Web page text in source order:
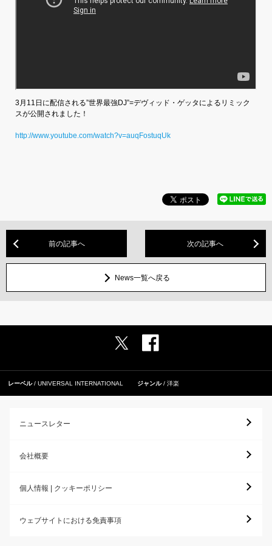
3月11日に配信される”世界最強DJ”=デヴィッド・ゲッタによるリミック
スが公開されました！
http://www.youtube.com/watch?v=auqFostuqUk
前の記事へ 次の記事へ
News一覧へ戻る
レーベル UNIVERSAL INTERNATIONAL ジャンル 洋楽
ニュースレター
会社概要
個人情報 | クッキーポリシー
ウェブサイトにおける免責事項